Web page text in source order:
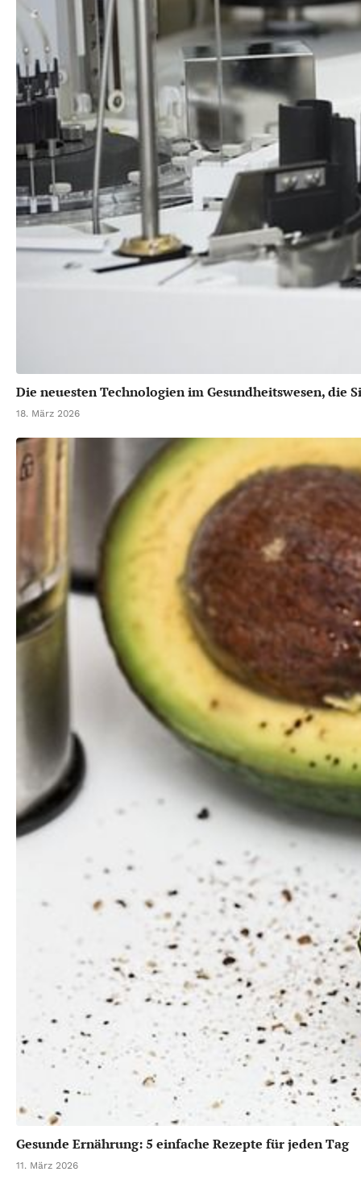
Die neuesten Technologien im Gesundheitswesen, die
18. März 2026
Gesunde Ernährung: 5 einfache Rezepte für jeden Tag
11. März 2026